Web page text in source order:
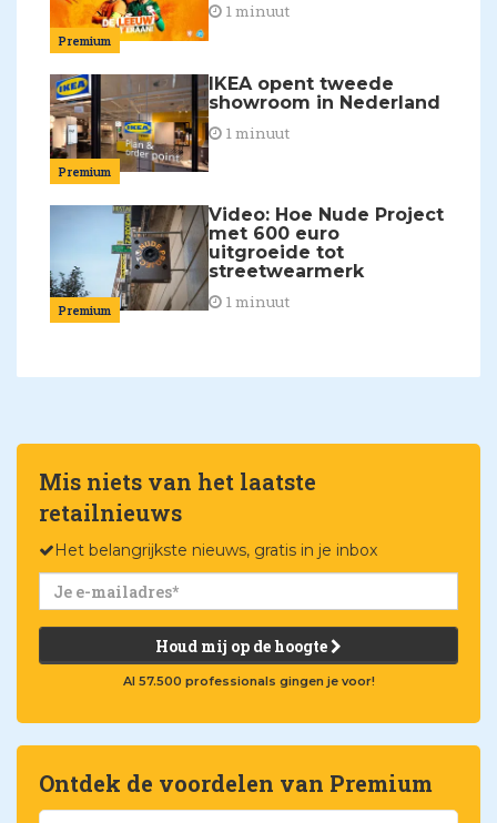
Premium
1 minuut
Premium
IKEA opent tweede
showroom in Nederland
1 minuut
Premium
Video: Hoe Nude Project
met 600 euro
uitgroeide tot
streetwearmerk
1 minuut
Mis niets van het laatste
retailnieuws
Het belangrijkste nieuws, gratis in je inbox
Houd mij op de hoogte
Al 57.500 professionals gingen je voor!
Ontdek de voordelen van Premium